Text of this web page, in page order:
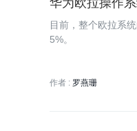
华为欧拉操作
目前，整个欧拉系
5%。
作者 : 罗燕珊